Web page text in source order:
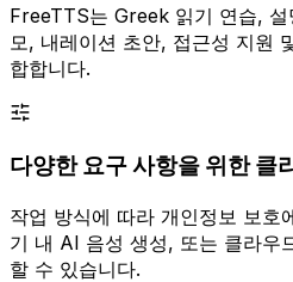
FreeTTS는 Greek 읽기 연습,
모, 내레이션 초안, 접근성 지원
합합니다.
다양한 요구 사항을 위한 클
작업 방식에 따라 개인정보 보호
기 내 AI 음성 생성, 또는 클라우
할 수 있습니다.